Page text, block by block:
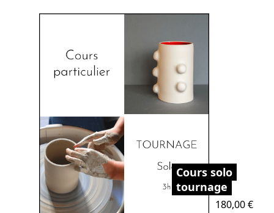
Cours solo
tournage
Prix
180,00 €